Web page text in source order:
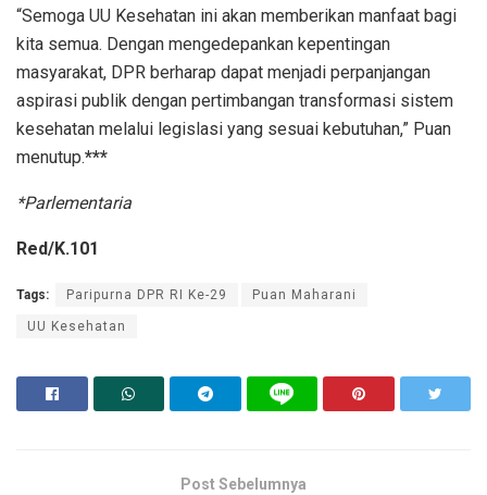
“Semoga UU Kesehatan ini akan memberikan manfaat bagi
kita semua. Dengan mengedepankan kepentingan
masyarakat, DPR berharap dapat menjadi perpanjangan
aspirasi publik dengan pertimbangan transformasi sistem
kesehatan melalui legislasi yang sesuai kebutuhan,” Puan
menutup.***
*Parlementaria
Red/K.101
Tags: Paripurna DPR RI Ke-29 Puan Maharani
UU Kesehatan
Post Sebelumnya